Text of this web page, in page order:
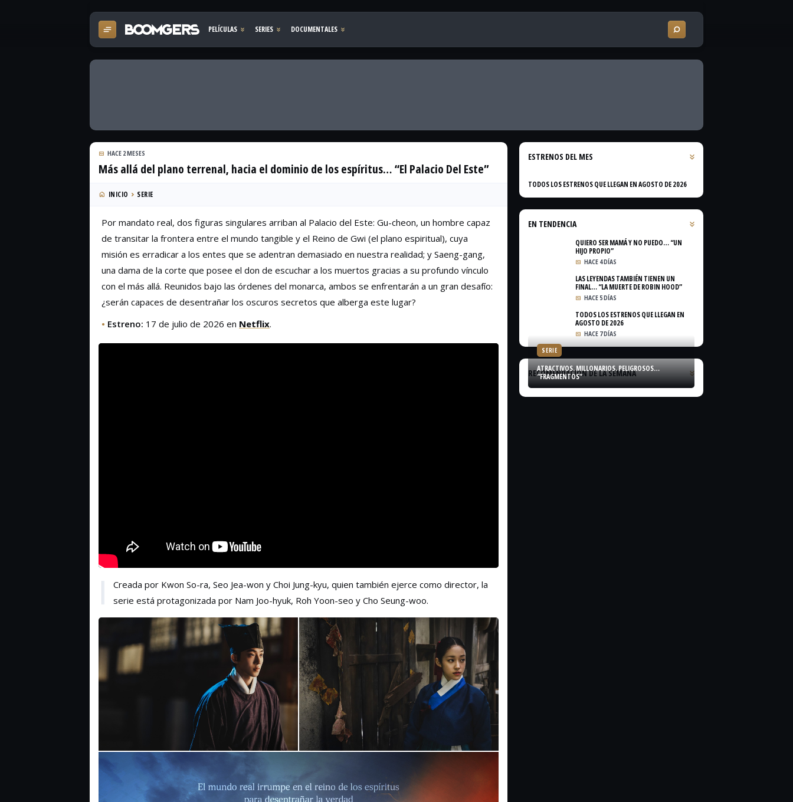
HACE 2 MESES
Más allá del plano terrenal, hacia el dominio de los espíritus… “El Palacio Del Este”
INICIO SERIE
Por mandato real, dos figuras singulares arriban al Palacio del Este: Gu-cheon, un hombre capaz
de transitar la frontera entre el mundo tangible y el Reino de Gwi (el plano espiritual), cuya
misión es erradicar a los entes que se adentran demasiado en nuestra realidad; y Saeng-gang,
una dama de la corte que posee el don de escuchar a los muertos gracias a su profundo vínculo
con el más allá. Reunidos bajo las órdenes del monarca, ambos se enfrentarán a un gran desafío:
¿serán capaces de desentrañar los oscuros secretos que alberga este lugar?
• Estreno: 17 de julio de 2026 en Netflix.
Creada por Kwon So-ra, Seo Jea-won y Choi Jung-kyu, quien también ejerce como director, la
serie está protagonizada por Nam Joo-hyuk, Roh Yoon-seo y Cho Seung-woo.
ESTRENOS DEL MES
TODOS LOS ESTRENOS QUE LLEGAN EN AGOSTO DE 2026
EN TENDENCIA
QUIERO SER MAMÁ Y NO PUEDO… “UN
HIJO PROPIO”
HACE 4 DÍAS
LAS LEYENDAS TAMBIÉN TIENEN UN
FINAL… “LA MUERTE DE ROBIN HOOD”
HACE 5 DÍAS
TODOS LOS ESTRENOS QUE LLEGAN EN
AGOSTO DE 2026
HACE 7 DÍAS
RECOMENDACIÓN DE LA SEMANA
SERIE
ATRACTIVOS. MILLONARIOS. PELIGROSOS…
“FRAGMENTOS”